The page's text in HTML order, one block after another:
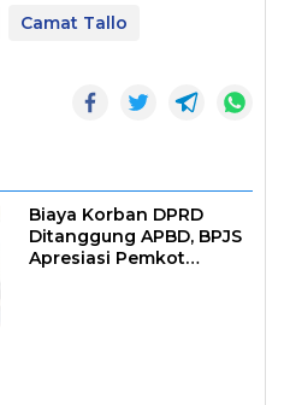
Camat Tallo
Biaya Korban DPRD
Ditanggung APBD, BPJS
Apresiasi Pemkot